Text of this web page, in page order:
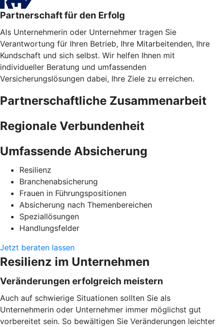
Partnerschaft für den Erfolg
Als Unternehmerin oder Unternehmer tragen Sie
Verantwortung für Ihren Betrieb, Ihre Mitarbeitenden, Ihre
Kundschaft und sich selbst. Wir helfen Ihnen mit
individueller Beratung und umfassenden
Versicherungslösungen dabei, Ihre Ziele zu erreichen.
Partnerschaftliche Zusammenarbeit
Regionale Verbundenheit
Umfassende Absicherung
Resilienz
Branchenabsicherung
Frauen in Führungspositionen
Absicherung nach Themenbereichen
Speziallösungen
Handlungsfelder
Jetzt beraten lassen
Resilienz im Unternehmen
Veränderungen erfolgreich meistern
Auch auf schwierige Situationen sollten Sie als
Unternehmerin oder Unternehmer immer möglichst gut
vorbereitet sein. So bewältigen Sie Veränderungen leichter